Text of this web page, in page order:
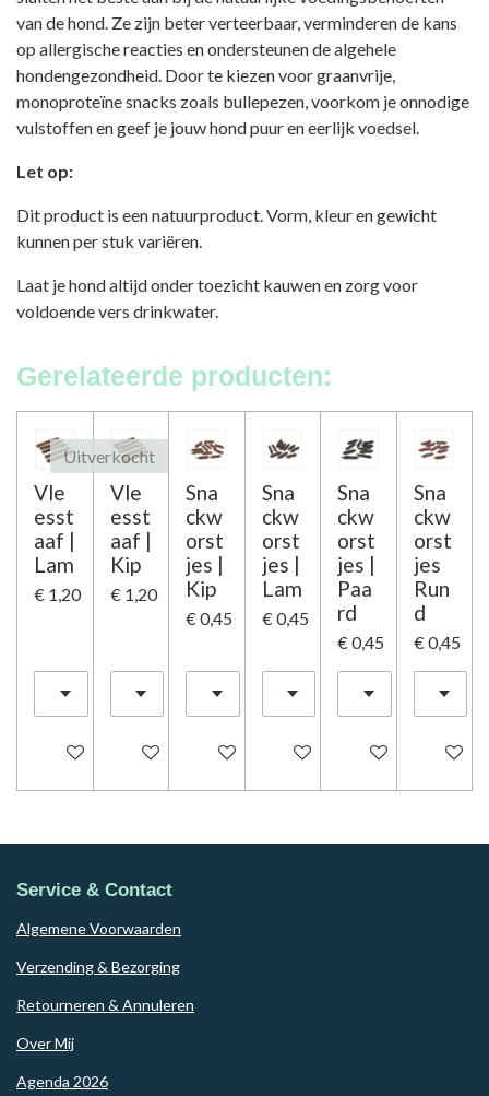
van de hond. Ze zijn beter verteerbaar, verminderen de kans
op allergische reacties en ondersteunen de algehele
hondengezondheid. Door te kiezen voor graanvrije,
monoproteïne snacks zoals bullepezen, voorkom je onnodige
vulstoffen en geef je jouw hond puur en eerlijk voedsel.
Let op:
Dit product is een natuurproduct. Vorm, kleur en gewicht
kunnen per stuk variëren.
Laat je hond altijd onder toezicht kauwen en zorg voor
voldoende vers drinkwater.
Gerelateerde producten:
Vle
esst
aaf |
Lam
€ 1,20
In winkelwagen
Uitverkocht
Vle
esst
aaf |
Kip
€ 1,20
Houd mij op de hoogte
Sna
ckw
orst
jes |
Kip
€ 0,45
In winkelwagen
Sna
ckw
orst
jes |
Lam
€ 0,45
In winkelwagen
Sna
ckw
orst
jes |
Paa
rd
€ 0,45
In winkelwagen
Sna
ckw
orst
jes
Run
d
€ 0,45
In
Service & Contact
Algemene Voorwaarden
Verzending & Bezorging
Retourneren & Annuleren
Over Mij
Agenda 2026